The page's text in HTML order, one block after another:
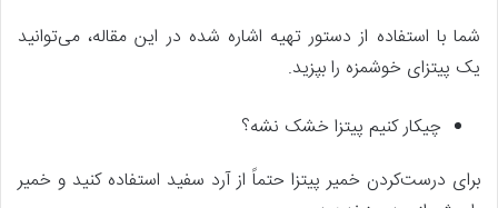
شما با استفاده از دستور تهیه اشاره شده در این مقاله، می‌توانید
یک پیتزای خوشمزه را بپزید.
چیکار کنیم پیتزا خشک نشه؟
برای درست‌کردن خمیر پیتزا حتماً از آرد سفید استفاده کنید و خمیر